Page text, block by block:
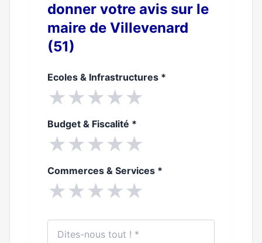
donner votre avis sur le
maire de Villevenard
(51)
Ecoles & Infrastructures *
★★★★★
Budget & Fiscalité *
★★★★★
Commerces & Services *
★★★★★